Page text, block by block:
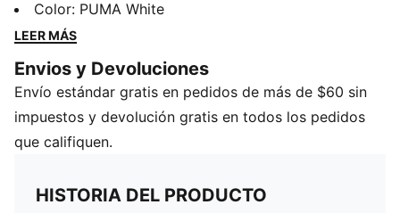
playera luce un llamativo logo PUMA de goma en el
pecho y un cuello redondo en rib, mientras que los
pierna izquierda y cordón interno en la cintura para un
ajuste personalizado.
DETALLES
Corte regular
Playera de manga corta
Color: PUMA White
LEER MÁS
Envios y Devoluciones
Envío estándar gratis en pedidos de más de $60 sin
impuestos y devolución gratis en todos los pedidos
que califiquen.
HISTORIA DEL PRODUCTO